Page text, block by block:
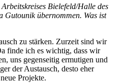
Bielefeld/Halle des
Gutounik übernommen. Was ist
zu stärken. Zurzeit sind wir
finde ich es wichtig, dass wir
uns gegenseitig ermutigen und
der Austausch, desto eher
Projekte.